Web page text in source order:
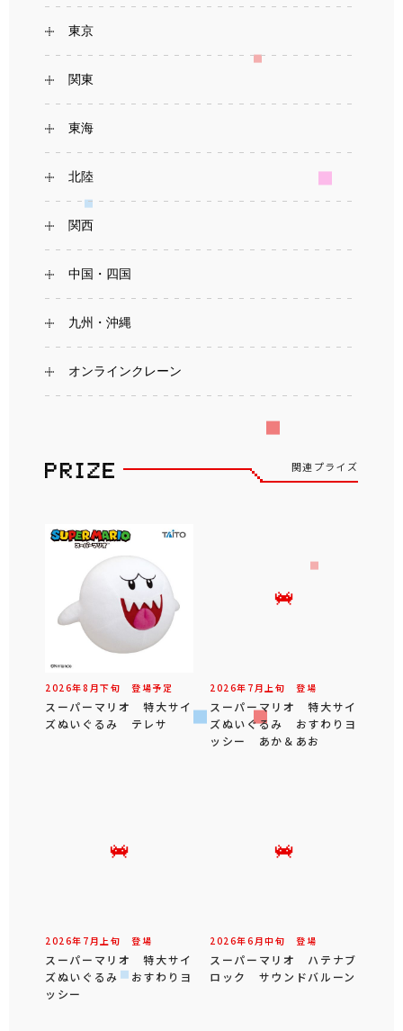
東京
関東
東海
北陸
関西
中国・四国
九州・沖縄
オンラインクレーン
関連プライズ
2026年8 月下旬 登場予定
スーパーマリオ 特大サイ
ズぬいぐるみ テレサ
2026年 7 月 上旬 登場
スーパーマリオ 特大サイ
ズぬいぐるみ おすわりヨ
ッシー あか＆あお
2026年 7 月 上旬 登場
スーパーマリオ 特大サイ
ズぬいぐるみ おすわりヨ
ッシー
2026年6 月中旬 登場
スーパーマリオ ハテナブ
ロック サウンドバルーン